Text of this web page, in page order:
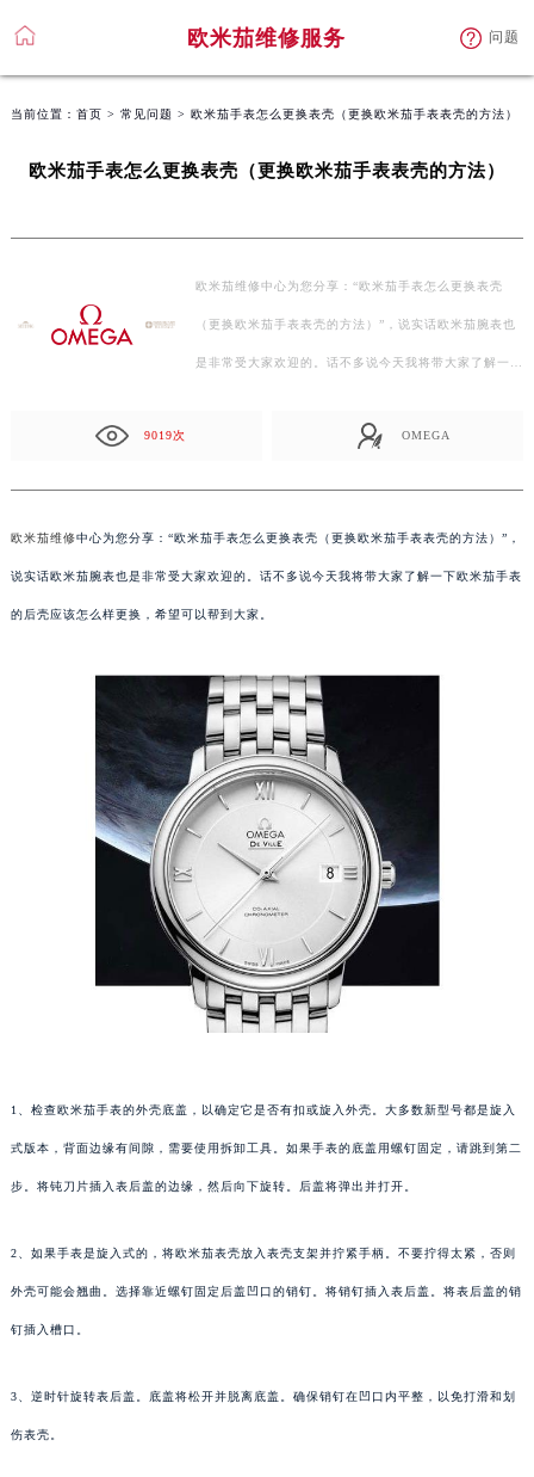
欧米茄维修服务 问题
当前位置： 首页 > 常见问题 > 欧米茄手表怎么更换表壳（更换欧米茄手表表壳的方法）
欧米茄手表怎么更换表壳（更换欧米茄手表表壳的方法）
欧米茄维修中心为您分享：“欧米茄手表怎么更换表壳
（更换欧米茄手表表壳的方法）”，说实话欧米茄腕表也
是非常受大家欢迎的。话不多说今天我将带大家了解一下
9019次 OMEGA
欧米茄维修中心为您分享：“欧米茄手表怎么更换表壳（更换欧米茄手表表壳的方法）”，
说实话欧米茄腕表也是非常受大家欢迎的。话不多说今天我将带大家了解一下欧米茄手表
的后壳应该怎么样更换，希望可以帮到大家。
1、检查欧米茄手表的外壳底盖，以确定它是否有扣或旋入外壳。大多数新型号都是旋入
式版本，背面边缘有间隙，需要使用拆卸工具。如果手表的底盖用螺钉固定，请跳到第二
步。将钝刀片插入表后盖的边缘，然后向下旋转。后盖将弹出并打开。
2、如果手表是旋入式的，将欧米茄表壳放入表壳支架并拧紧手柄。不要拧得太紧，否则
外壳可能会翘曲。选择靠近螺钉固定后盖凹口的销钉。将销钉插入表后盖。将表后盖的销
钉插入槽口。
3、逆时针旋转表后盖。底盖将松开并脱离底盖。确保销钉在凹口内平整，以免打滑和划
伤表壳。